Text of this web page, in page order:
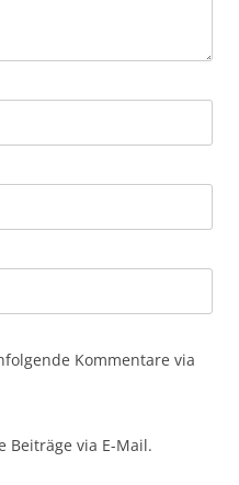
Kommentare via
Beiträge via E-Mail.